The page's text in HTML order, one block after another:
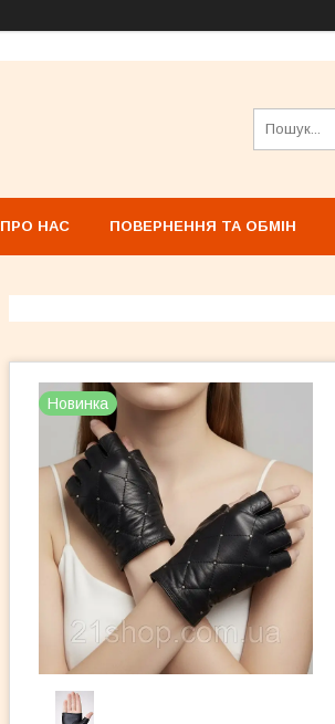
ПРО НАС ПОВЕРНЕННЯ ТА ОБМІН
Новинка